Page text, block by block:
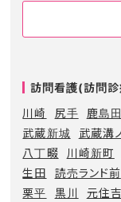
訪問看護(訪問
川崎
尻手 鹿島田
武蔵新城
武蔵溝
八丁畷
川崎新町
生田
読売ランド前
栗平
黒川 元住吉